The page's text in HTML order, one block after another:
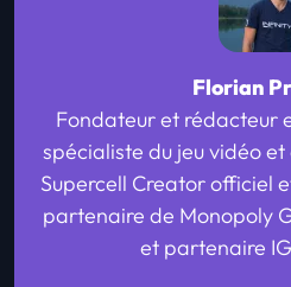
Florian
Fondateur et rédacteur
spécialiste du jeu vidéo
Supercell Creator officiel
partenaire de Monopoly
et partenaire